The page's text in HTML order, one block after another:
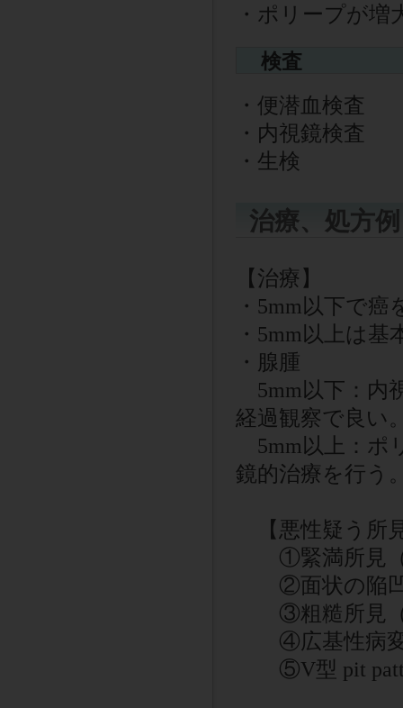
・ポリープが増
検査
・便潜血検査
・内視鏡検査
・生検
治療、処方例
【治療】
・5mm以下で
・5mm以上は
・腺腫
5mm以下：内
経過観察で良い
5mm以上：ポ
鏡的治療を行う
【悪性疑う所
①緊満所見
②面状の陥
③粗糙所見（
④広基性病変
⑤V型 pit